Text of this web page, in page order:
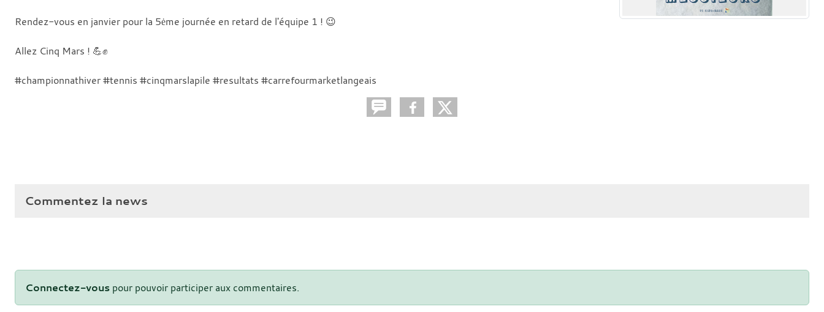
Rendez-vous en janvier pour la 5ėme journée en retard de l'équipe 1 ! 😉
Allez Cinq Mars ! 💪✊
#championnathiver #tennis #cinqmarslapile #resultats #carrefourmarketlangeais
Commentez la news
Connectez-vous pour pouvoir participer aux commentaires.